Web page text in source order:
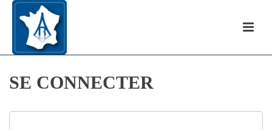
SE CONNECTER